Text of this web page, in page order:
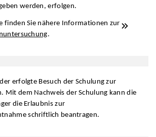
werden, erfolgen.
finden Sie nähere Informationen zur
.
erfolgte Besuch der Schulung zur
Mit dem Nachweis der Schulung kann die
die Erlaubnis zur
schriftlich beantragen.